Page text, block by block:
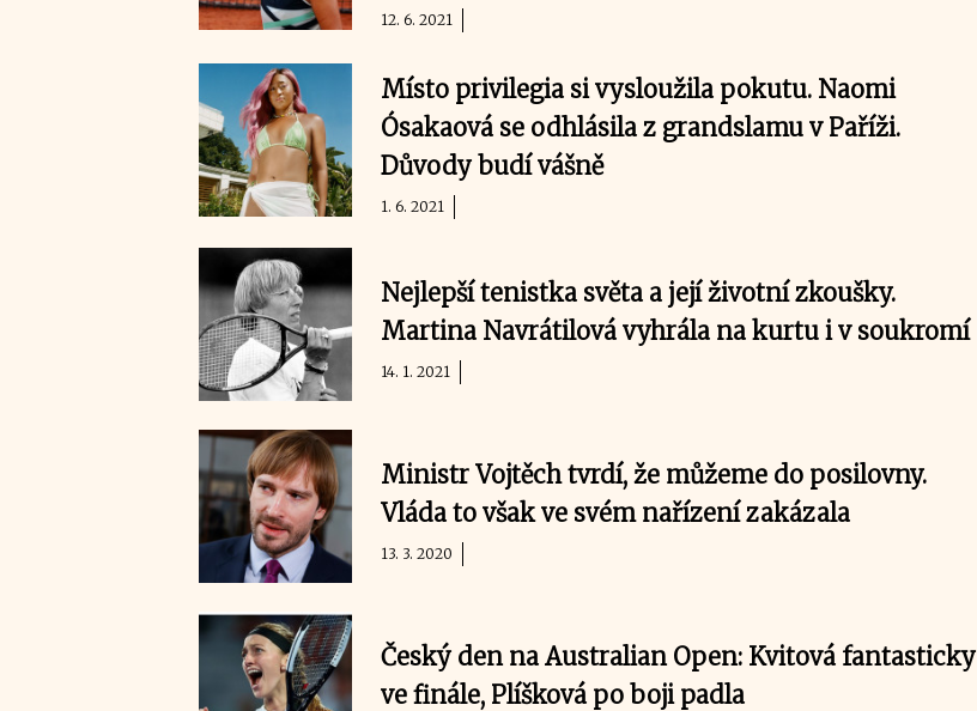
12. 6. 2021
Místo privilegia si vysloužila pokutu. Naomi
Ósakaová se odhlásila z grandslamu v Paříži.
Důvody budí vášně
1. 6. 2021
Nejlepší tenistka světa a její životní zkoušky.
Martina Navrátilová vyhrála na kurtu i v soukromí
14. 1. 2021
Ministr Vojtěch tvrdí, že můžeme do posilovny.
Vláda to však ve svém nařízení zakázala
13. 3. 2020
Český den na Australian Open: Kvitová fantasticky
ve finále, Plíšková po boji padla